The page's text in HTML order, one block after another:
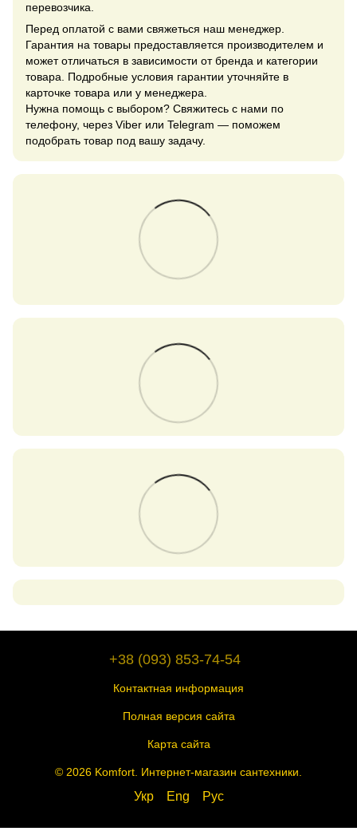
перевозчика.
Перед оплатой с вами свяжеться наш менеджер.
Гарантия на товары предоставляется производителем и
может отличаться в зависимости от бренда и категории
товара. Подробные условия гарантии уточняйте в
карточке товара или у менеджера.
Нужна помощь с выбором? Свяжитесь с нами по
телефону, через Viber или Telegram — поможем
подобрать товар под вашу задачу.
+38 (093) 853-74-54
Контактная информация
Полная версия сайта
Карта сайта
© 2026 Komfort. Интернет-магазин сантехники.
Укр Eng Рус